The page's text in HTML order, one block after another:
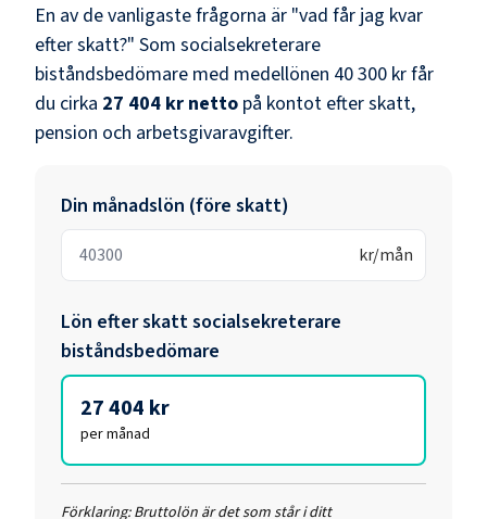
En av de vanligaste frågorna är "vad får jag kvar
efter skatt?" Som socialsekreterare
biståndsbedömare med medellönen 40 300 krfår
du cirka 27 404 kr netto på kontot efter skatt,
pension och arbetsgivaravgifter.
Din månadslön (före skatt)
kr/mån
Lön efter skattsocialsekreterare
biståndsbedömare
27 404 kr
per månad
Förklaring: Bruttolön är det som står i ditt